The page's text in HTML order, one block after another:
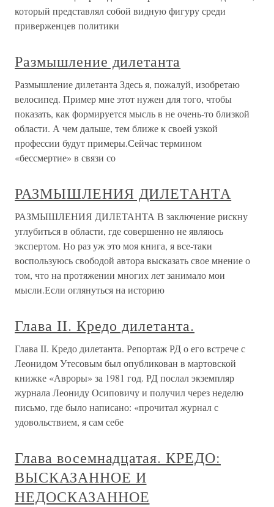
который представлял собой видную фигуру среди
приверженцев политики
Размышление дилетанта
Размышление дилетанта Здесь я, пожалуй, изобретаю
велосипед. Пример мне этот нужен для того, чтобы
показать, как формируется мысль в не очень-то близкой
области. А чем дальше, тем ближе к своей узкой
профессии будут примеры.Сейчас термином
«бессмертие» в связи со
РАЗМЫШЛЕНИЯ ДИЛЕТАНТА
РАЗМЫШЛЕНИЯ ДИЛЕТАНТА В заключение рискну
углубиться в области, где совершенно не являюсь
экспертом. Но раз уж это моя книга, я все-таки
воспользуюсь свободой автора высказать свое мнение о
том, что на протяжении многих лет занимало мои
мысли.Если оглянуться на историю
Глава II. Кредо дилетанта.
Глава II. Кредо дилетанта. Репортаж РД о его встрече с
Леонидом Утесовым был опубликован в мартовской
книжке «Авроры» за 1981 год. РД послал экземпляр
журнала Леониду Осиповичу и получил через неделю
письмо, где было написано: «прочитал журнал с
удовольствием, я сам себе
Глава восемнадцатая. КРЕДО:
ВЫСКАЗАННОЕ И
НЕДОСКАЗАННОЕ